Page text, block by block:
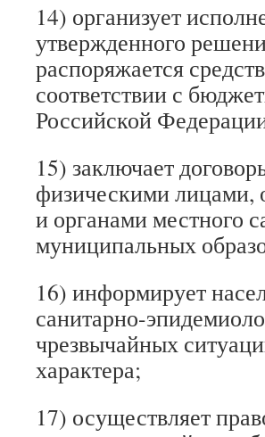
14) организует
утвержденного
распоряжается
соответствии с
Российской
15) заключает
физическими лицами,
и органами местного
муниципальных
16) информирует
санитарно-
чрезвычайных
характера;
17) осуществляет